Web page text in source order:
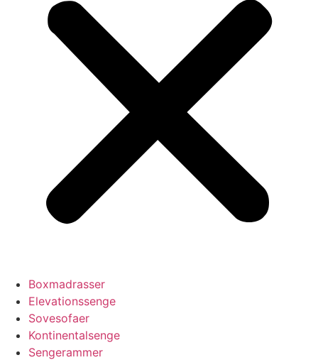
Boxmadrasser
Elevationssenge
Sovesofaer
Kontinentalsenge
Sengerammer